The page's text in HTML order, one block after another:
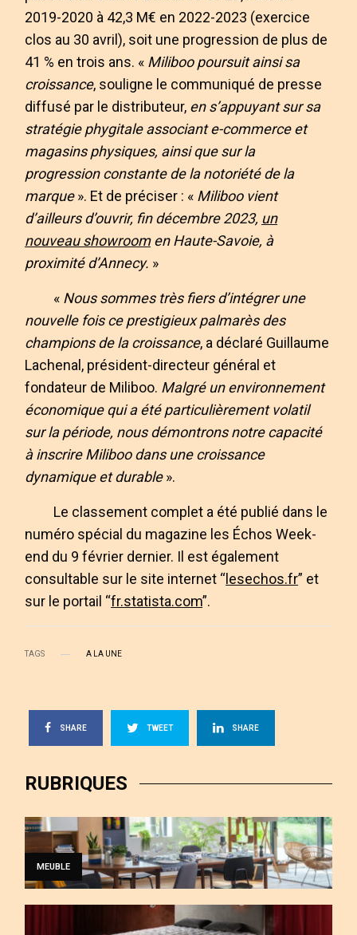
2019-2020 à 42,3 M€ en 2022-2023 (exercice
clos au 30 avril), soit une progression de plus de
41 % en trois ans. « Miliboo poursuit ainsi sa
croissance, souligne le communiqué de presse
diffusé par le distributeur, en s’appuyant sur sa
stratégie phygitale associant e-commerce et
magasins physiques, ainsi que sur la
progression constante de la notoriété de la
marque». Et de préciser : « Miliboo vient
d’ailleurs d’ouvrir, fin décembre 2023, un
nouveau showroomen Haute-Savoie, à
proximité d’Annecy. »
« Nous sommes très fiers d’intégrer une
nouvelle fois ce prestigieux palmarès des
champions de la croissance, a déclaré Guillaume
Lachenal, président-directeur général et
fondateur de Miliboo. Malgré un environnement
économique qui a été particulièrement volatil
sur la période, nous démontrons notre capacité
à inscrire Miliboo dans une croissance
dynamique et durable».
Le classement complet a été publié dans le
numéro spécial du magazine les Échos Week-
end du 9 février dernier. Il est également
consultable sur le site internet “ lesechos.fr” et
sur le portail “fr.statista.com”.
TAGS A LA UNE
SHARE TWEET SHARE
RUBRIQUES
MEUBLE